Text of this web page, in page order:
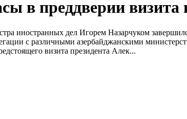
в преддверии
иностранных дел Игорем Назарчуком
с различными азербайджанскими
визита президента Алек...